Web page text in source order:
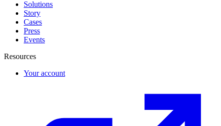
Solutions
Story
Cases
Press
Events
Resources
Your account